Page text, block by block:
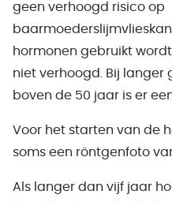
geen verhoogd risico op
hormonen gebruikt
niet verhoogd. Bij langer
boven de 50 jaar is er
Voor het starten van de
soms een röntgenfoto
Als langer dan vijf jaar